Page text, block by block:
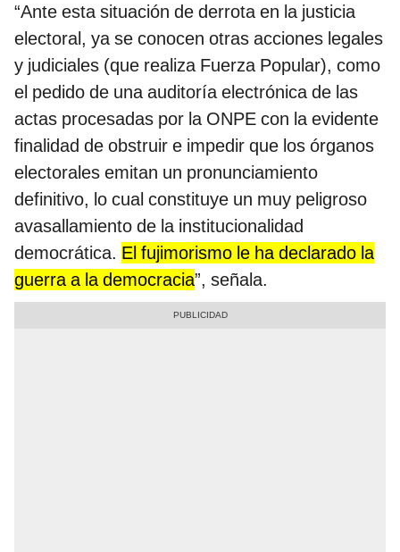
“Ante esta situación de derrota en la justicia
electoral, ya se conocen otras acciones legales
y judiciales (que realiza Fuerza Popular), como
el pedido de una auditoría electrónica de las
actas procesadas por la ONPE con la evidente
finalidad de obstruir e impedir que los órganos
electorales emitan un pronunciamiento
definitivo, lo cual constituye un muy peligroso
avasallamiento de la institucionalidad
democrática. El fujimorismo le ha declarado la
guerra a la democracia”, señala.